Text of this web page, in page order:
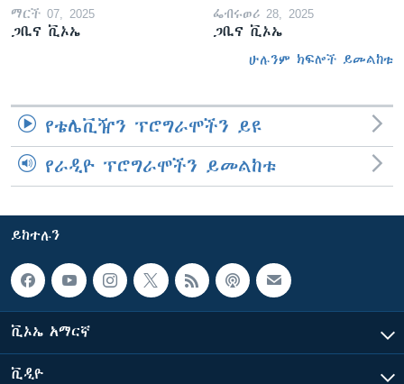
ማርች 07, 2025
ጋቢና ቪኦኤ
ፌብሩወሪ 28, 2025
ጋቢና ቪኦኤ
ሁሉንም ክፍሎች ይመልከቱ
የቴሌቪዥን ፕሮግራሞችን ይዩ
የራዲዮ ፕሮግራሞችን ይመልከቱ
ይከተሉን
ቪኦኤ አማርኛ
ቪዲዮ